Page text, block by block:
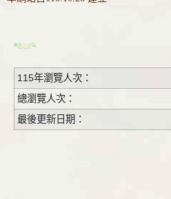
115年瀏覽人次：
總瀏覽人次：
最後更新日期：